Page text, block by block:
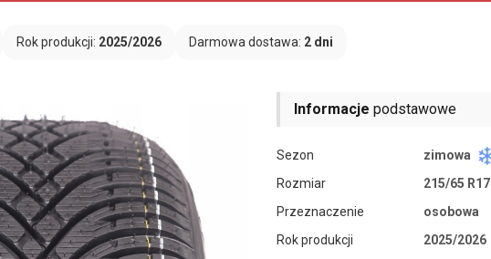
Rok produkcji: 2025/2026 Darmowa dostawa: 2 dni
Informacje podstawowe
Sezon
zimowa
Rozmiar
215/65 R17
Przeznaczenie
osobowa
Rok produkcji
2025/2026